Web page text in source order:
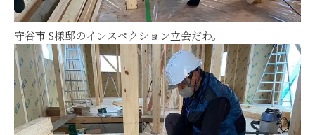
守谷市 S様邸のインスペクション立会だわ。